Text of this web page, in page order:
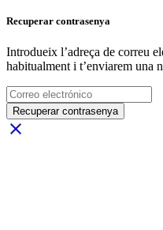
Recuperar contrasenya
Introdueix l’adreça de correu
habitualment i t’enviarem una
Recuperar contrasenya
close